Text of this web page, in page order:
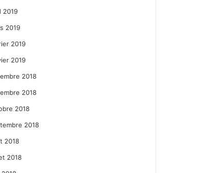
2019
2019
2019
2019
2018
2018
2018
2018
2018
2018